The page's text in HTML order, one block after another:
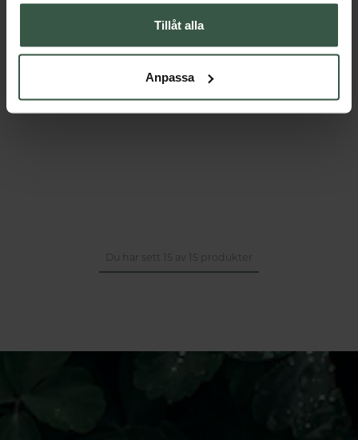
Tillåt alla
Anpassa
Du har sett 15 av 15 produkter